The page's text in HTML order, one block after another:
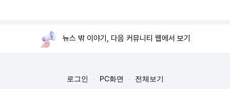
뉴스 밖 이야기, 다음 커뮤니티 웹에서 보기
로그인 PC화면 전체보기